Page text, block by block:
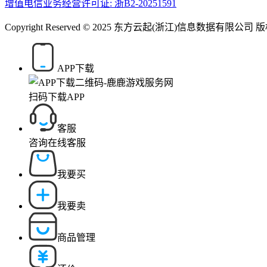
增值电信业务经营许可证: 浙B2-20251591
Copyright Reserved © 2025 东方云起(浙江)信息数据有限公司
APP下载
扫码下载APP
客服
咨询在线客服
我要买
我要卖
商品管理